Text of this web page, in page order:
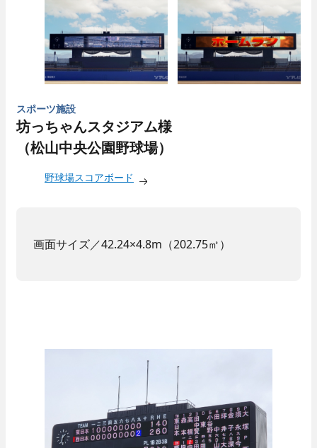
スポーツ施設
坊っちゃんスタジアム様
（松山中央公園野球場）
野球場スコアボード
画面サイズ／42.24×4.8m（202.75㎡）